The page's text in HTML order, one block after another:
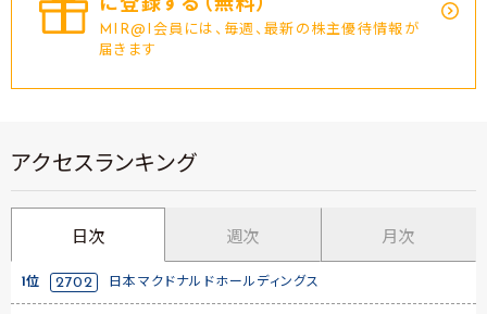
に登録する（無料）
MIR@I会員には、毎週、最新の株主優待情報が
届きます
アクセスランキング
日次 週次 月次
1位 2702 日本マクドナルドホールディングス